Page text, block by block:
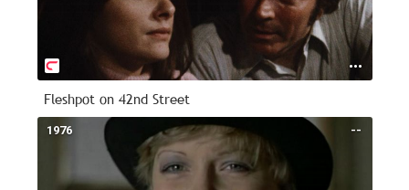
Fleshpot on 42nd Street
--
1976